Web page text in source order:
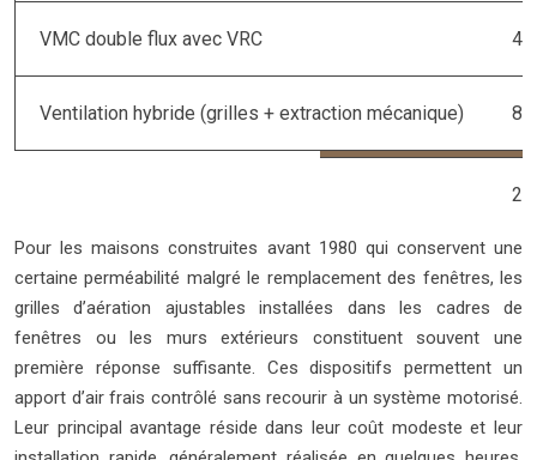
VMC double flux avec VRC 4
Ventilation hybride (grilles + extraction mécanique)
Pour les maisons construites avant 1980 qui conservent une
certaine perméabilité malgré le remplacement des fenêtres, les
grilles d’aération ajustables installées dans les cadres de
fenêtres ou les murs extérieurs constituent souvent une
première réponse suffisante. Ces dispositifs permettent un
apport d’air frais contrôlé sans recourir à un système motorisé.
Leur principal avantage réside dans leur coût modeste et leur